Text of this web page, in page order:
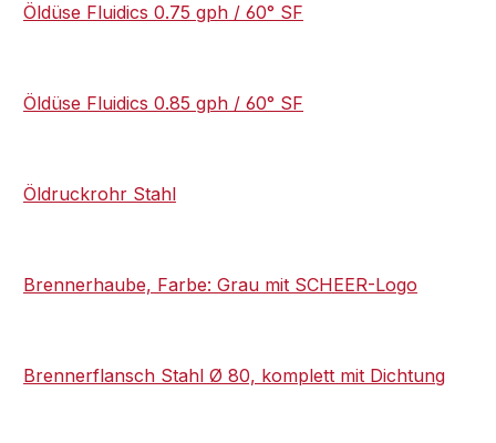
Öldüse Fluidics 0.75 gph / 60° SF
Öldüse Fluidics 0.85 gph / 60° SF
Öldruckrohr Stahl
Brennerhaube, Farbe: Grau mit SCHEER-Logo
Brennerflansch Stahl Ø 80, komplett mit Dichtung